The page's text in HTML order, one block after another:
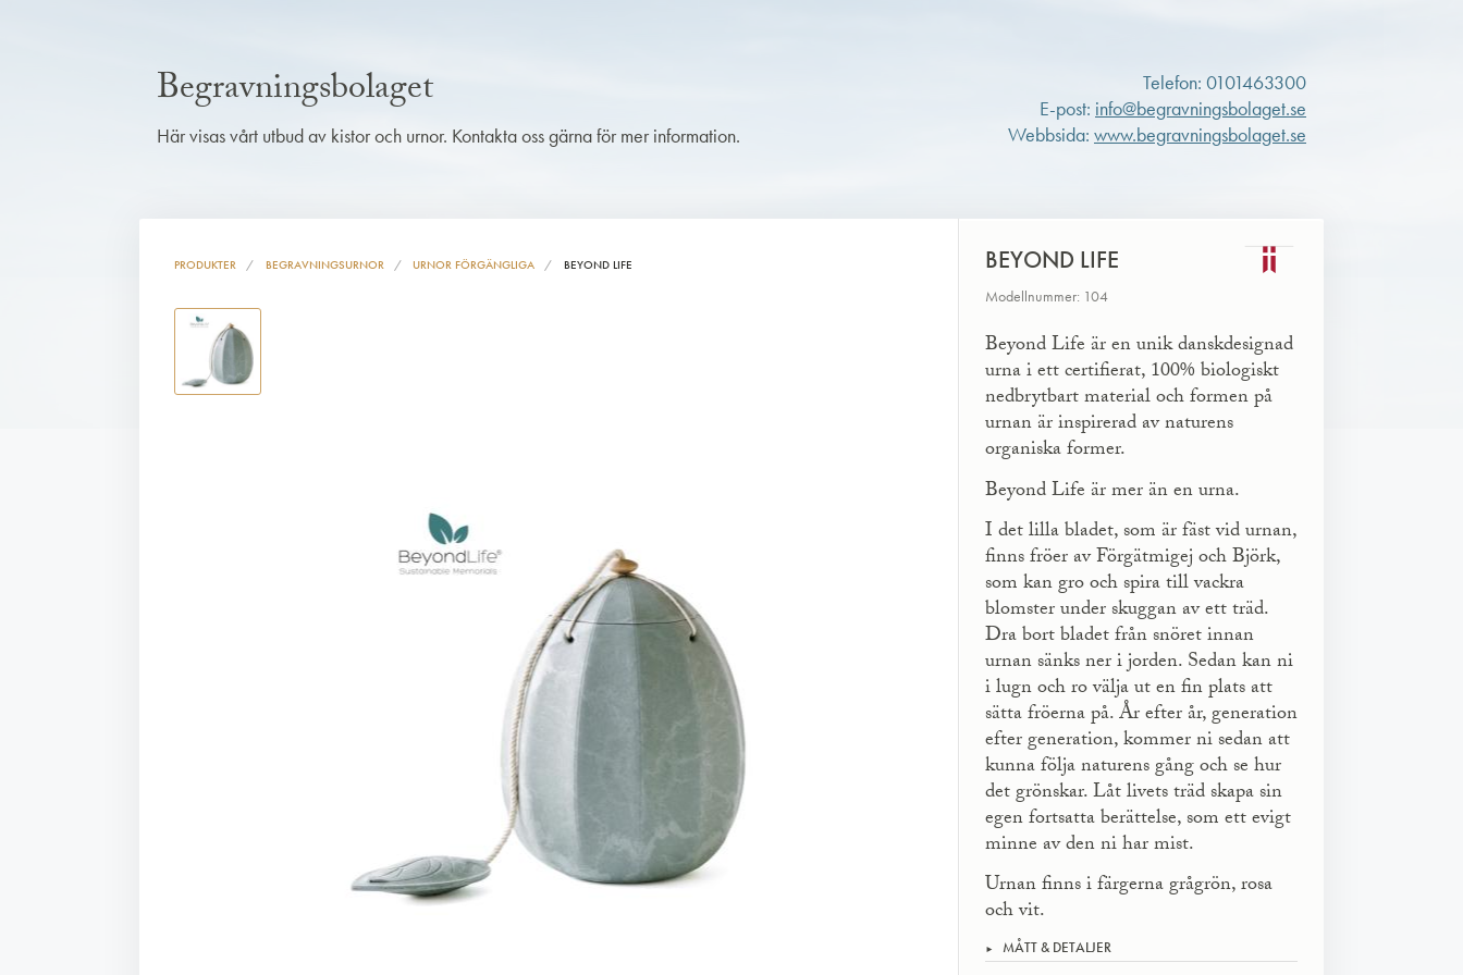
Begravningsbolaget
Här visas vårt utbud av kistor och urnor. Kontakta oss gärna för mer information.
Telefon: 0101463300
E-post: info@begravningsbolaget.se
Webbsida: www.begravningsbolaget.se
PRODUKTER BEGRAVNINGSURNOR URNOR FÖRGÄNGLIGA BEYOND LIFE BEYOND LIFE
Modellnummer: 104
Beyond Life är en unik danskdesignad
urna i ett certifierat, 100% biologiskt
nedbrytbart material och formen på
urnan är inspirerad av naturens
organiska former.
Beyond Life är mer än en urna.
I det lilla bladet, som är fäst vid urnan,
finns fröer av Förgätmigej och Björk,
som kan gro och spira till vackra
blomster under skuggan av ett träd.
Dra bort bladet från snöret innan
urnan sänks ner i jorden. Sedan kan ni
i lugn och ro välja ut en fin plats att
sätta fröerna på. År efter år, generation
efter generation, kommer ni sedan att
kunna följa naturens gång och se hur
det grönskar. Låt livets träd skapa sin
egen fortsatta berättelse, som ett evigt
minne av den ni har mist.
Urnan finns i färgerna grågrön, rosa
och vit.
MÅTT & DETALJER